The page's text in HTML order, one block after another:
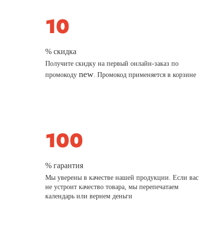
% скидка
Получите скидку на первый онлайн-заказ по
промокодуnew. Промокод применяется в корзине
% гарантия
Мы уверены в качестве нашей продукции. Если вас
не устроит качество товара, мы перепечатаем
календарь или вернем деньги